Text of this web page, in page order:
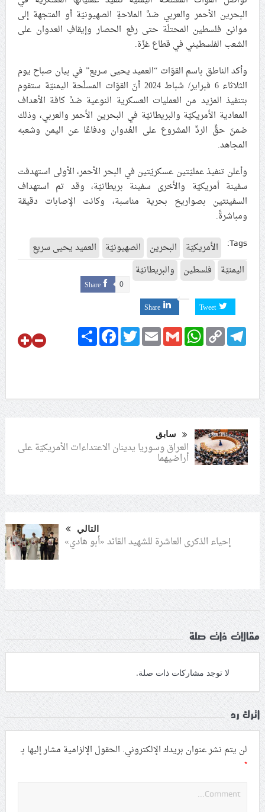
علماء البحرين: طلب الترخيص والإجازة من السلطة في
ممارسة الشعائر الحسينيّة هو في حقيقته محاربة لقضيّة
الإمام الحسين «ع»
لجنة مراسم الوداع والتشييع ومواراة الجثمان للإمام الشهيد
السيّد علي الحسيني الخامنئي تنشر تفاصيل التشييع في
إيران والعراق
البحرين الأحمر والعربي ضدَّ الملاحةِ الصهيونيّة أو المتجهة إلى
موانئ فلسطين المحتلّة حتى رفع الحصار وإيقافِ العدوان على
الشعب الفلسطيني في قطاع غزّة.
وأكد الناطق باسم القوّات “العميد يحيى سريع” في بيان صباح يوم
الثلاثاء 6 فبراير/ شباط 2024 أنّ القوّات المسلّحة اليمنيّة ستقوم
بتنفيذ المزيد من العمليات العسكرية النوعية ضدَّ كافة الأهداف
المعادية الأمريكيّة والبريطانيّة في البحرين الأحمر والعربي، وذلك
ضمنَ حقِّ الردِّ المشروع على العُدوان ودفاعًا عن اليمن وشعبه
المجاهد.
وأعلن تنفيذ عمليّتين عسكريّتين في البحر الأحمر، الأولى استهدفت
سفينة أمريكيّة والأخرى سفينة بريطانيّة، وقد تم استهداف
السفينتين بصواريخ بحرية مناسبة، وكانت الإصابات دقيقة
ومباشرةً.
Tags: الأمريكيّة البحرين الصهيونيّة
العميد يحيى سريع
اليمنيّة
فلسطين والبريطانيّة
Share 0
Tweet
Share
ShareFacebookTwitterEmailGmail
WhatsApp Copy
Link
Telegram
سابق
العراق وسوريا يدينان الاعتداءات الأمريكيّة على
أراضيهما
التالي
إحياء الذكرى العاشرة للشهيد القائد «أبو هادي»
مقالات ذات صلة
لا توجد مشاركات ذات صلة.
اترك رد
لن يتم نشر عنوان بريدك الإلكتروني. الحقول الإلزامية مشار إليها بـ
*